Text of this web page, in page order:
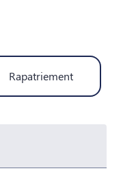
Rapatriement